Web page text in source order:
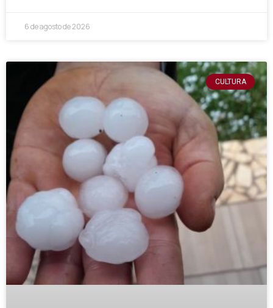
6 de agosto de 2026
CULTURA